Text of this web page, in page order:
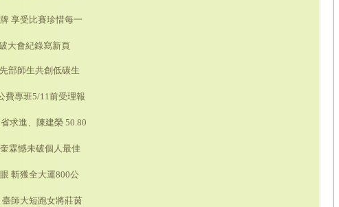
享受比賽珍惜每一
大會紀錄寫新頁
部師生共創低碳生
費專班5/11前受理報
求進、陳建榮 50.80
霖憾未破個人最佳
斬獲全大運800公
師大短跑女將莊茵